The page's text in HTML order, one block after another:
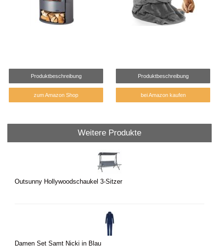
Produktbeschreibung
zum Amazon Shop
Produktbeschreibung
bei Amazon kaufen
Weitere Produkte
Outsunny Hollywoodschaukel 3-Sitzer
Damen Set Samt Nicki in Blau